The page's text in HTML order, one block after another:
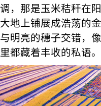
调，那是玉米秸秆在
大地上铺展成浩荡的
与明亮的穗子交错，
里都藏着丰收的私语。